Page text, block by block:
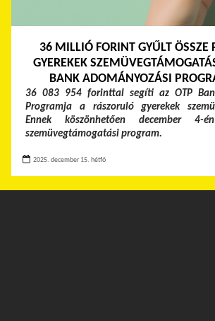
36 MILLIÓ FORINT GYŰLT ÖSSZE
GYEREKEK
BANK ADOMÁNYOZÁSI
36 083 954 forinttal segíti az OTP
Programja a rászoruló gyerekek
Ennek köszönhetően december
szemüvegtámogatási program.
2025. december 15. hétfő